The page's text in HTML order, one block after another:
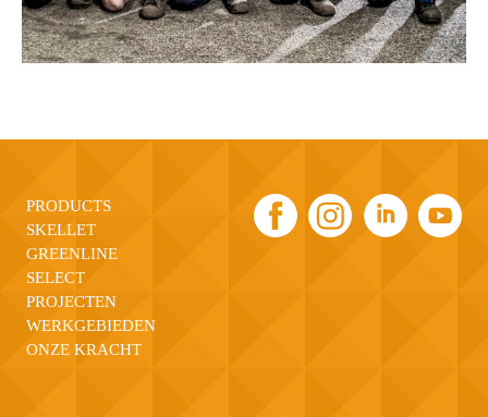
PRODUCTS
SKELLET
GREENLINE
SELECT
PROJECTEN
WERKGEBIEDEN
ONZE KRACHT